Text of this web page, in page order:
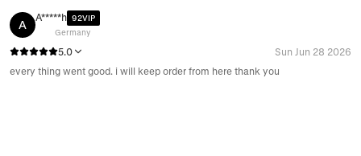
A
A*****h 92VIP
Germany
5.0
Sun Jun 28 2026
every thing went good. i will keep order from here thank you